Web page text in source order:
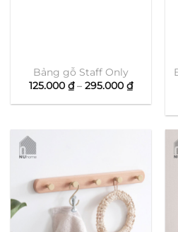
Bảng gỗ Staff Only
125.000 ₫ – 295.000 ₫Khoảng
giá:
từ
295.000